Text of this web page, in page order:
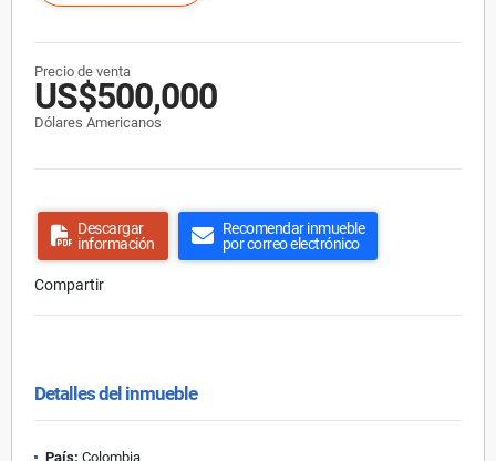
Precio de venta
US$500,000
Dólares Americanos
Descargar
información
Recomendar inmueble
por correo electrónico
Compartir
Detalles del inmueble
País: Colombia